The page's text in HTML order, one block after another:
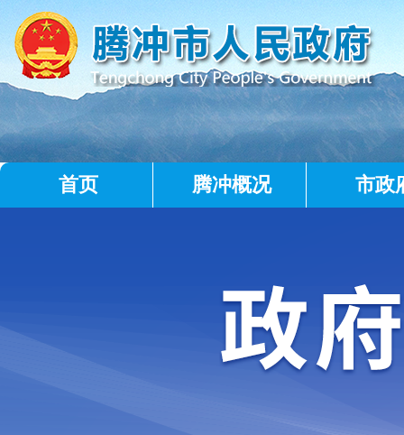
首页 腾冲概况 市政